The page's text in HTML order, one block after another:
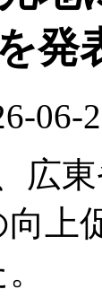
発
06-
広
向上